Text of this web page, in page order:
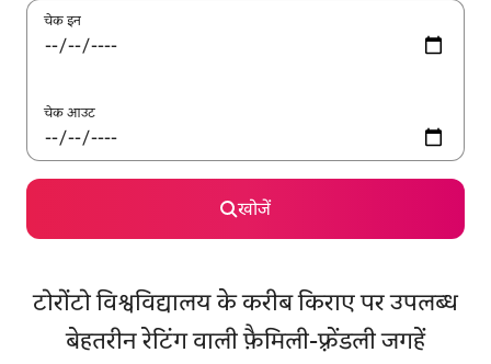
चेक इन
चेक आउट
खोजें
टोरोंटो विश्वविद्यालय के करीब किराए पर उपलब्ध
बेहतरीन रेटिंग वाली फ़ैमिली-फ़्रेंडली जगहें